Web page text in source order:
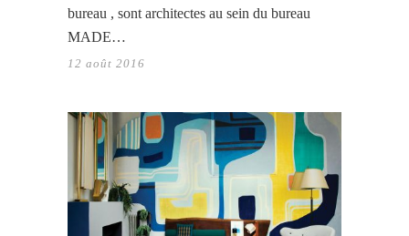
bureau , sont architectes au sein du bureau
MADE…
12 août 2016